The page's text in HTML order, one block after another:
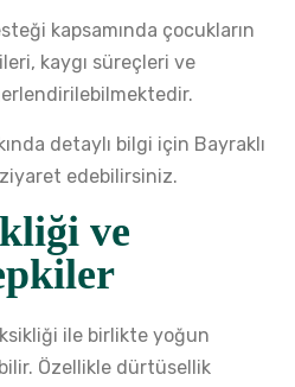
kapsamında çocukların
kaygı süreçleri ve
detaylı bilgi için Bayraklı
ziyaret edebilirsiniz.
ve
ile birlikte yoğun
Özellikle dürtüsellik